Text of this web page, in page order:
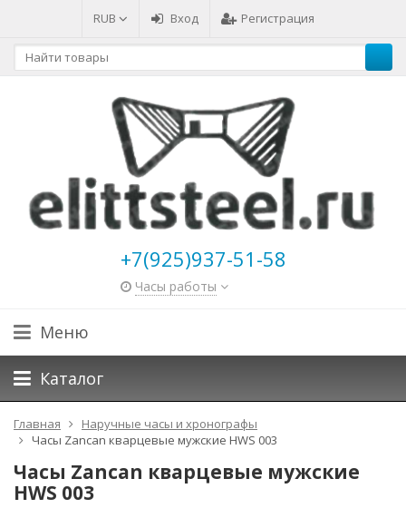
RUB Вход Регистрация
+7(925)937-51-58
Часы работы
Меню
Каталог
Главная
Наручные часы и хронографы
Часы Zancan кварцевые мужские HWS 003
Часы Zancan кварцевые мужские
HWS 003